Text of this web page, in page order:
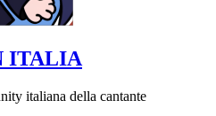
ITALIA
italiana della cantante